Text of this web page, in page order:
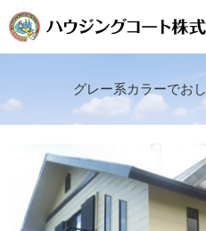
グレー系カラーでお